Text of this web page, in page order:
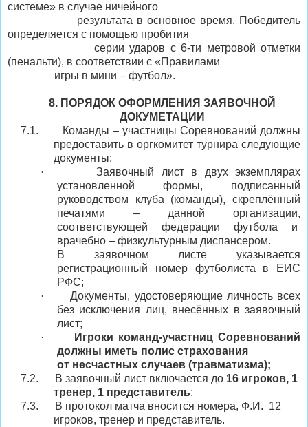
системе» в случае ничейного
результата в основное время, Победитель
определяется с помощью пробития
серии ударов с 6-ти метровой отметки
(пенальти), в соответствии с «Правилами
игры в мини – футбол».
8. ПОРЯДОК ОФОРМЛЕНИЯ ЗАЯВОЧНОЙ
ДОКУМЕТАЦИИ
7.1.
Команды – участницы Соревнований должны
предоставить в оргкомитет турнира следующие
документы:
·
Заявочный лист в двух экземплярах
установленной формы, подписанный
руководством клуба (команды), скреплённый
печатями – данной организации,
соответствующей федерации футбола и
врачебно – физкультурным диспансером.
В заявочном листе указывается
регистрационный номер футболиста в ЕИС
РФС;
·
Документы, удостоверяющие личность всех
без исключения лиц, внесённых в заявочный
лист;
·
Игроки команд-участниц Соревнований
должны иметь полис страхования
от несчастных случаев (травматизма);
7.2.
В заявочный лист включается до 16 игроков, 1
тренер, 1 представитель;
7.3.
В протокол матча вносится номера, Ф.И. 12
игроков, тренер и представитель.